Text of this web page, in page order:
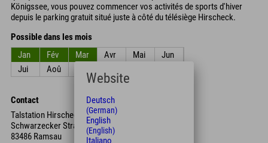
Königssee, vous pouvez commencer vos activités de sports d'hiver
depuis le parking gratuit situé juste à côté du télésiège Hirscheck.
Possible dans les mois
Jan
Fév Mar Avr Mai
Jun
Jui
Aoû
Contact
Talstation Hirscheck Sesselbahn
Schwarzecker Straße 80
83486 Ramsau
Website
Deutsch
(German)
English
(English)
Italiano